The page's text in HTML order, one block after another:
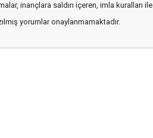
inançlara saldırı içeren, imla kuralları ile
yorumlar onaylanmamaktadır.